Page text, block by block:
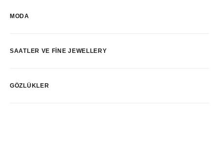
MODA
SAATLER VE FINE JEWELLERY
GÖZLÜKLER